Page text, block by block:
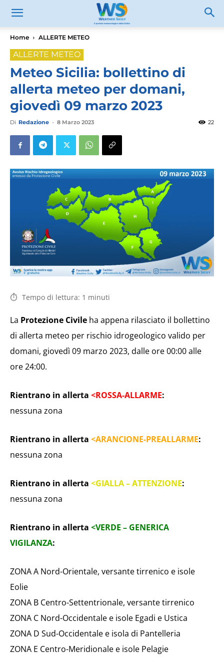
Home ALLERTE METEO
ALLERTE METEO
Meteo Sicilia: bollettino di
allerta meteo per domani,
giovedì 09 marzo 2023
Di Redazione - 8 Marzo 2023 22
Tempo di lettura: 1 minuti
La Protezione Civile ha appena rilasciato il bollettino
di allerta meteo per rischio idrogeologico valido per
domani, giovedì 09 marzo 2023, dalle ore 00:00 alle
ore 24:00.
Rientrano in allerta <ROSSA-ALLARME:
nessuna zona
Rientrano in allerta <ARANCIONE-PREALLARME:
nessuna zona
Rientrano in allerta <GIALLA – ATTENZIONE:
nessuna zona
Rientrano in allerta <VERDE – GENERICA
VIGILANZA:
ZONA A Nord-Orientale, versante tirrenico e isole
Eolie
ZONA B Centro-Settentrionale, versante tirrenico
ZONA C Nord-Occidentale e isole Egadi e Ustica
ZONA D Sud-Occidentale e isola di Pantelleria
ZONA E Centro-Meridionale e isole Pelagie